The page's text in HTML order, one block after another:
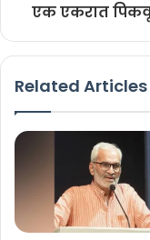
एक एकरात
Related Articles